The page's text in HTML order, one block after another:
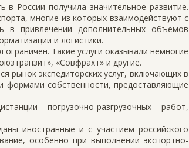
в России получила значительное развитие.
многие из которых взаимодействуют с
в привлечении дополнительных объемов
и логистики.
Такие услуги оказывали немногие
«Совфрахт» и другие.
рынок экспедиторских услуг, включающих в
формами собственности, предоставляющие
погрузочно-разгрузочных работ,
иностранные и с участием российского
особенно при выполнении экспортно-